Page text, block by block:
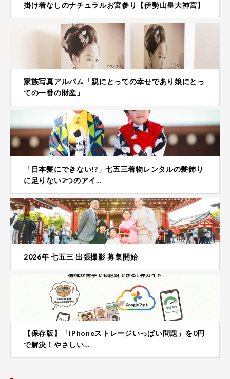
掛け着なしのナチュラルお宮参り【伊勢山皇大神宮】
家族写真アルバム「親にとっての幸せであり娘にとっ
ての一番の財産」
「日本髪にできない!?」七五三着物レンタルの髪飾り
に足りない2つのアイ…
2026年 七五三 出張撮影 募集開始
【保存版】「iPhoneストレージいっぱい問題」を0円
で解決！やさしい…